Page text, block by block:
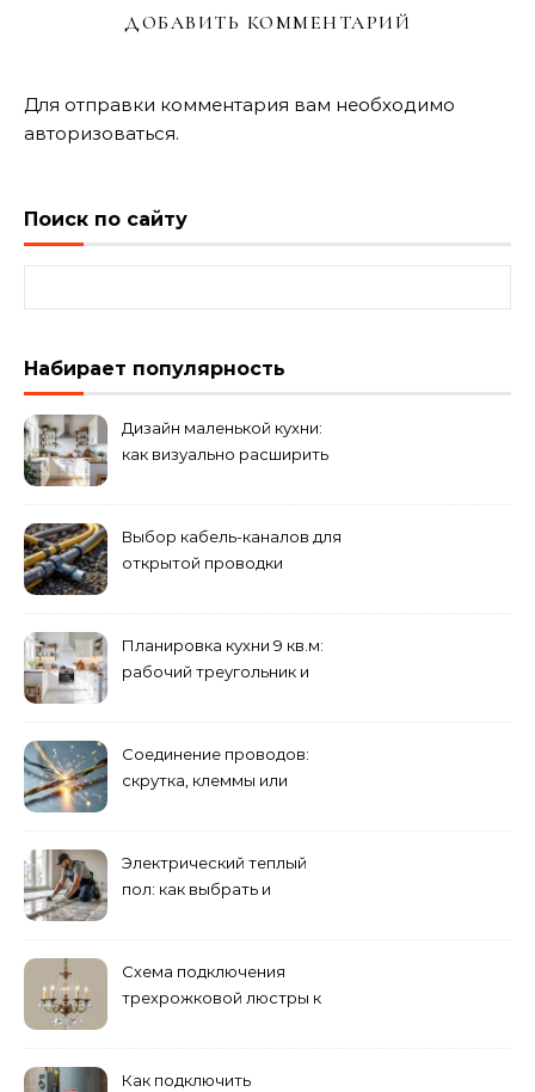
ДОБАВИТЬ КОММЕНТАРИЙ
Для отправки комментария вам необходимо
авторизоваться.
Поиск по сайту
Набирает популярность
Дизайн маленькой кухни:
как визуально расширить
Выбор кабель-каналов для
открытой проводки
Планировка кухни 9 кв.м:
рабочий треугольник и
Соединение проводов:
скрутка, клеммы или
Электрический теплый
пол: как выбрать и
Схема подключения
трехрожковой люстры к
Как подключить